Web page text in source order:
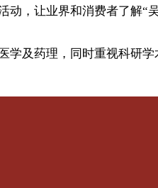
，让业界和消费者了解“
及药理，同时重视科研